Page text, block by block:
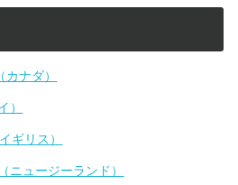
ナダ）
）
ギリス）
ニュージーランド）